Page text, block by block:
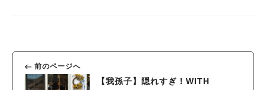
前のページへ
【我孫子】隠れすぎ！WITH